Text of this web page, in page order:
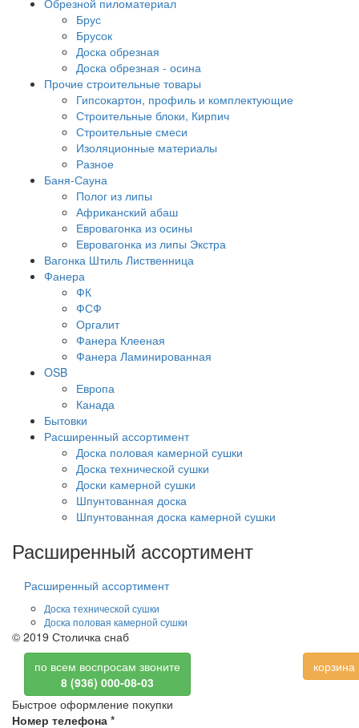
Обрезной пиломатериал
Брус
Брусок
Доска обрезная
Доска обрезная - осина
Прочие строительные товары
Гипсокартон, профиль и комплектующие
Строительные блоки, Кирпич
Строительные смеси
Изоляционные материалы
Разное
Баня-Сауна
Полог из липы
Африканский абаш
Евровагонка из осины
Евровагонка из липы Экстра
Вагонка Штиль Лиственница
Фанера
ФК
ФСФ
Оргалит
Фанера Клееная
Фанера Ламинированная
OSB
Европа
Канада
Бытовки
Расширенный ассортимент
Доска половая камерной сушки
Доска технической сушки
Доски камерной сушки
Шпунтованная доска
Шпунтованная доска камерной сушки
Расширенный ассортимент
Расширенный ассортимент
Доска технической сушки
Доска половая камерной сушки
© 2019 Столичка снаб
по всем воспросам звоните
8 (936) 000-08-03
корзина
Быстрое оформление покупки
Номер телефона *